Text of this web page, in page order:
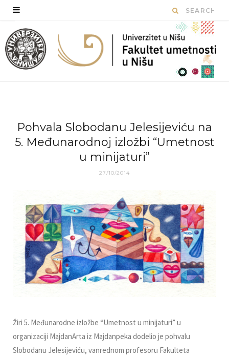
Pohvala Slobodanu Jelesijeviću na
5. Međunarodnoj izložbi “Umetnost
u minijaturi”
27/10/2014
Žiri 5. Međunarodne izložbe “Umetnost u minijaturi” u
organizaciji MajdanArta iz Majdanpeka dodelio je pohvalu
Slobodanu Jelesijeviću, vanrednom profesoru Fakulteta